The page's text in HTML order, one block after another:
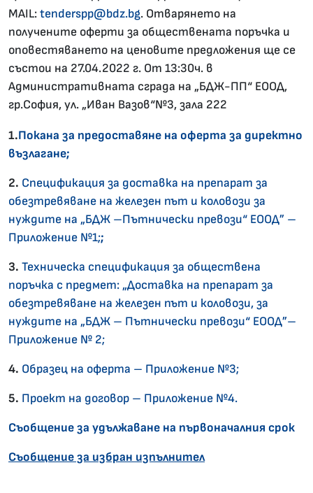
MAIL:tenderspp@bdz.bg. Отварянето на
получените оферти за обществената поръчка и
оповестяването на ценовите предложения ще се
състои на 27.04.2022 г. От 13:30ч. в
Административната сграда на „БДЖ-ПП“ ЕООД,
гр.София, ул. „Иван Вазов“№3, зала 222
1.Покана за предоставяне на оферта за директно
възлагане;
2. Спецификация за доставка на препарат за
обезтревяване на железен път и коловози за
нуждите на „БДЖ –Пътнически превози“ ЕООД” –
Приложение №1;;
3. Техническа спецификация за обществена
поръчка с предмет: „Доставка на препарат за
обезтревяване на железен път и коловози, за
нуждите на „БДЖ – Пътнически превози“ ЕООД”–
Приложение № 2;
4. Образец на оферта – Приложение №3;
5. Проект на договор – Приложение №4.
Съобщение за удължаване на първоначалния срок
Съобщение за избран изпълнител